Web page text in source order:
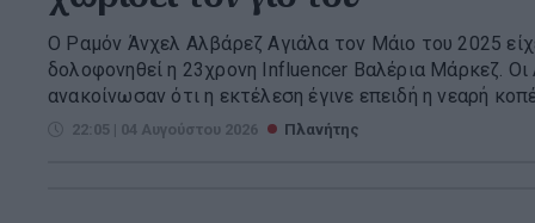
Ο Ραμόν Άνχελ Αλβάρεζ Αγιάλα τον Μάιο του 2025
δολοφονηθεί η 23χρονη Influencer Βαλέρια Μάρκεζ.
ανακοίνωσαν ότι η εκτέλεση έγινε επειδή η νεαρή
22:05 | 04 Αυγούστου 2026 Πλανήτης